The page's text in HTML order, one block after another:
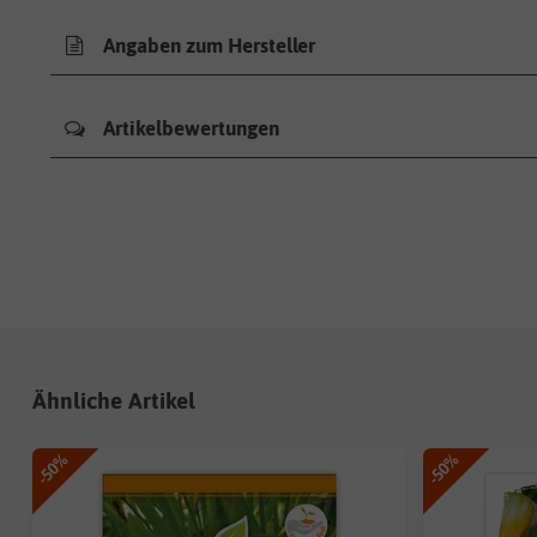
Angaben zum Hersteller
Artikelbewertungen
Ähnliche Artikel
-50% -50%